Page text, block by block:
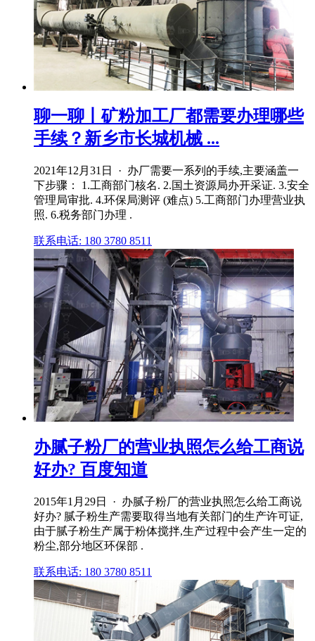
聊一聊丨矿粉加工厂都需要办理哪些
手续？新乡市长城机械 ...
2021年12月31日 · 办厂需要一系列的手续,主要涵盖一
下步骤： 1.工商部门核名. 2.国土资源局办开采证. 3.安全
管理局审批. 4.环保局测评 (难点) 5.工商部门办理营业执
照. 6.税务部门办理 .
联系电话: 180 3780 8511
办腻子粉厂的营业执照怎么给工商说
好办? 百度知道
2015年1月29日 · 办腻子粉厂的营业执照怎么给工商说
好办? 腻子粉生产需要取得当地有关部门的生产许可证,
由于腻子粉生产属于粉体搅拌,生产过程中会产生一定的
粉尘,部分地区环保部 .
联系电话: 180 3780 8511